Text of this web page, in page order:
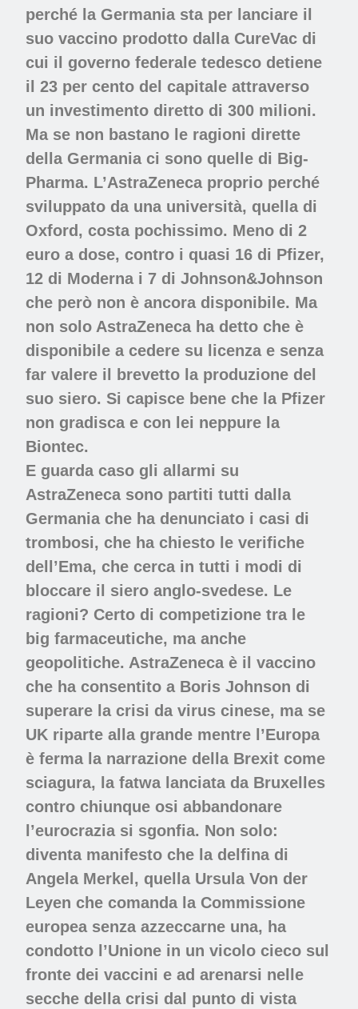
perché la Germania sta per lanciare il
suo vaccino prodotto dalla CureVac di
cui il governo federale tedesco detiene
il 23 per cento del capitale attraverso
un investimento diretto di 300 milioni.
Ma se non bastano le ragioni dirette
della Germania ci sono quelle di Big-
Pharma. L’AstraZeneca proprio perché
sviluppato da una università, quella di
Oxford, costa pochissimo. Meno di 2
euro a dose, contro i quasi 16 di Pfizer,
12 di Moderna i 7 di Johnson&Johnson
che però non è ancora disponibile. Ma
non solo AstraZeneca ha detto che è
disponibile a cedere su licenza e senza
far valere il brevetto la produzione del
suo siero. Si capisce bene che la Pfizer
non gradisca e con lei neppure la
Biontec.
E guarda caso gli allarmi su
AstraZeneca sono partiti tutti dalla
Germania che ha denunciato i casi di
trombosi, che ha chiesto le verifiche
dell’Ema, che cerca in tutti i modi di
bloccare il siero anglo-svedese. Le
ragioni? Certo di competizione tra le
big farmaceutiche, ma anche
geopolitiche. AstraZeneca è il vaccino
che ha consentito a Boris Johnson di
superare la crisi da virus cinese, ma se
UK riparte alla grande mentre l’Europa
è ferma la narrazione della Brexit come
sciagura, la fatwa lanciata da Bruxelles
contro chiunque osi abbandonare
l’eurocrazia si sgonfia. Non solo:
diventa manifesto che la delfina di
Angela Merkel, quella Ursula Von der
Leyen che comanda la Commissione
europea senza azzeccarne una, ha
condotto l’Unione in un vicolo cieco sul
fronte dei vaccini e ad arenarsi nelle
secche della crisi dal punto di vista